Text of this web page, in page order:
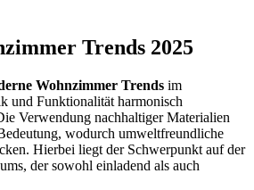
Trends 2025
Wohnzimmer Trends im
und Funktionalität harmonisch
Verwendung nachhaltiger Materialien
wodurch umweltfreundliche
Hierbei liegt der Schwerpunkt auf der
der sowohl einladend als auch